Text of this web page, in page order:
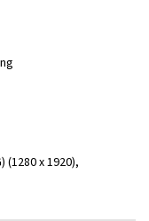
(1280 x 1920),